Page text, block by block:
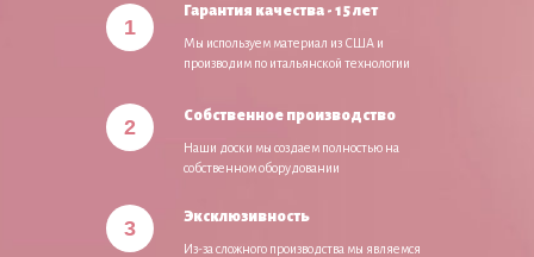
Мы используем материал из США и
производим по итальянской технологии
Наши доски мы создаем полностью на
собственном оборудовании
Из-за сложного производства мы являемся
Гарантия качества - 15 лет
Собственное производство
Эксклюзивность
1
2
3